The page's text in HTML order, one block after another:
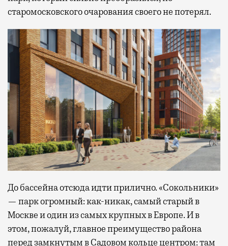
старомосковского очарования своего не потерял.
До бассейна отсюда идти прилично. «Сокольники»
— парк огромный: как-никак, самый старый в
Москве и один из самых крупных в Европе. И в
этом, пожалуй, главное преимущество района
перед замкнутым в Садовом кольце центром: там